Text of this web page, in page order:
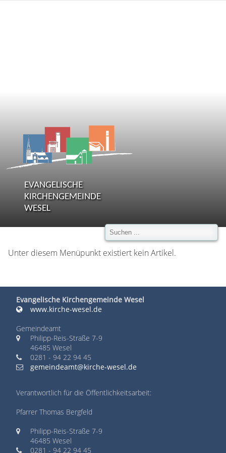
EVANGELISCHE
KIRCHENGEMEINDE
WESEL
Unter diesem Menüpunkt existiert kein Artikel.
Evangelische Kirchengemeinde Wesel
www.kirche-wesel.de
Gemeindeamt
Philipp-Reis-Straße 7-9
46485 Wesel
0281 - 94 22 94 45
gemeindeamt@kirche-wesel.de
Verantwortlich für die Öffentlichkeitsarbeit:
Pfarrer Thomas Bergfeld
Philipp-Reis-Straße 7-9
46485 Wesel
0281 - 94 22 94 45